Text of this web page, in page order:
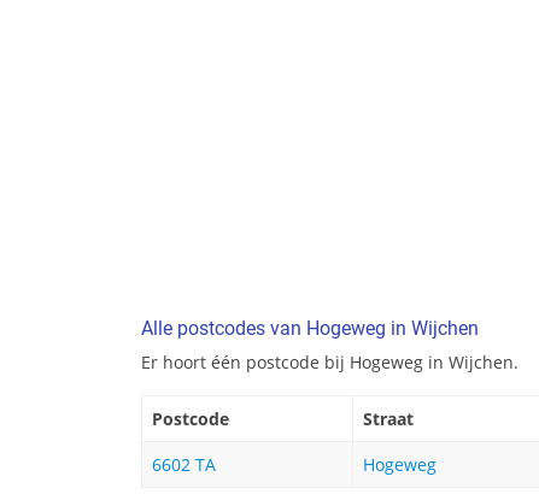
Alle postcodes van Hogeweg in Wijchen
Er hoort één postcode bij Hogeweg in Wijchen.
Postcode Straat
6602 TA
Hogeweg